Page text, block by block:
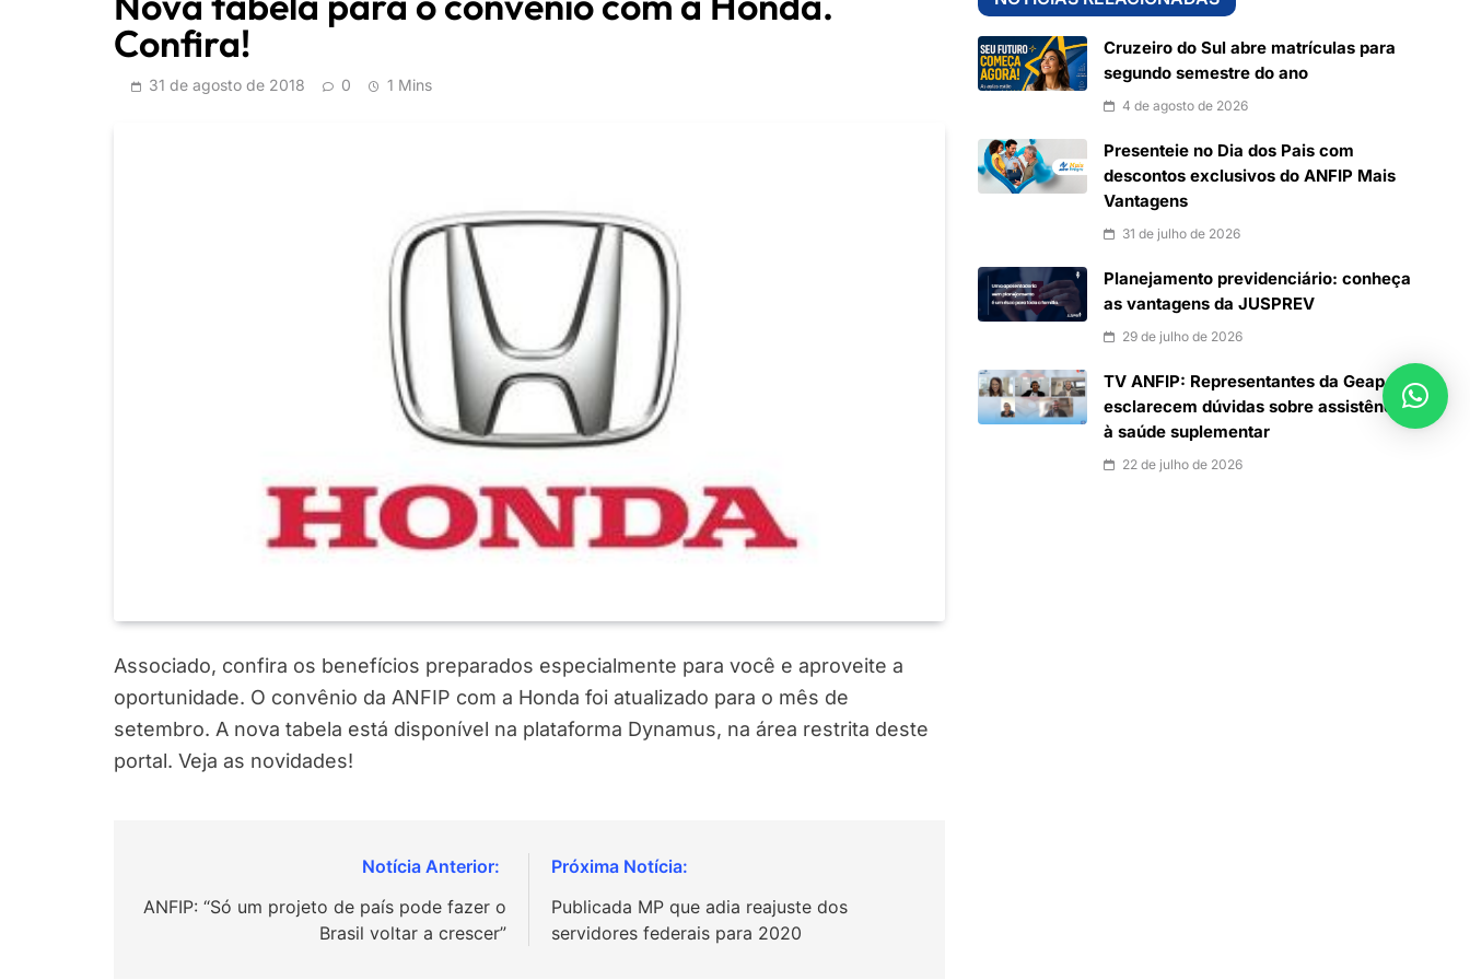
Confira!
31 de agosto de 2018 0 1 Mins
Associado, confira os benefícios preparados especialmente para você e aproveite a
oportunidade. O convênio da ANFIP com a Honda foi atualizado para o mês de
setembro. A nova tabela está disponível na plataforma Dynamus, na área restrita deste
portal. Veja as novidades!
de
ANFIP: “Só um projeto de país pode fazer o
Brasil voltar a crescer”
Publicada MP que adia reajuste dos
servidores federais para 2020
Cruzeiro do Sul abre matrículas para
segundo semestre do ano
4 de agosto de 2026
Presenteie no Dia dos Pais com
descontos exclusivos do ANFIP Mais
Vantagens
31 de julho de 2026
Planejamento previdenciário: conheça
as vantagens da JUSPREV
29 de julho de 2026
TV ANFIP: Representantes da Geap
esclarecem dúvidas sobre assistência
à saúde suplementar
22 de julho de 2026